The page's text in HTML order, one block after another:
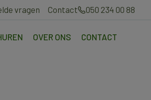
OVER ONS CONTACT
vragen Contact 050 234 00 88